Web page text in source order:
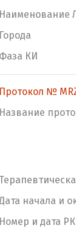
Наименование
Города
Фаза КИ
Протокол №
Название
начала и
Номер и дата